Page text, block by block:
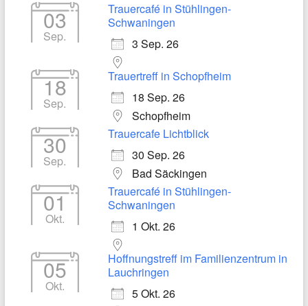
03
Sep.
Trauercafé in Stühlingen-
Schwaningen
3 Sep. 26
18
Sep.
Trauertreff in Schopfheim
18 Sep. 26
Schopfheim
30
Sep.
Trauercafe Lichtblick
30 Sep. 26
Bad Säckingen
01
Okt.
Trauercafé in Stühlingen-
Schwaningen
1 Okt. 26
05
Okt.
Hoffnungstreff im Familienzentrum in
Lauchringen
5 Okt. 26